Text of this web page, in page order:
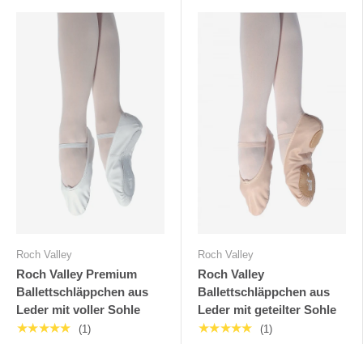
Roch Valley
Roch Valley Premium
Ballettschläppchen aus
Leder mit voller Sohle
★★★★★ (1)
Roch Valley
Roch Valley
Ballettschläppchen aus
Leder mit geteilter Sohle
★★★★★ (1)